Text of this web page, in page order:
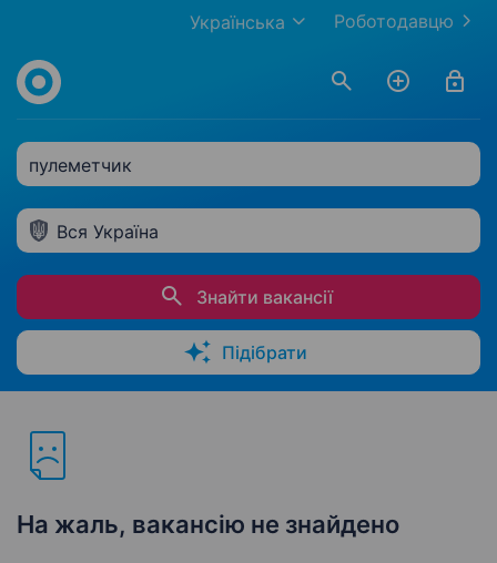
Роботодавцю
Українська
пулеметчик
Вся Україна
Знайти вакансії
Підібрати
На жаль, вакансію не знайдено